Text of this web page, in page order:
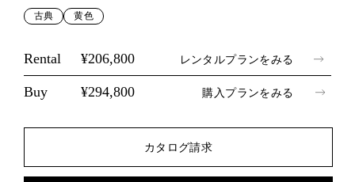
古典 黄色
Rental ¥206,800 レンタルプランをみる
Buy ¥294,800 購入プランをみる
カタログ請求